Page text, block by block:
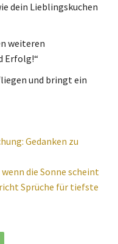
dein Lieblingskuchen
weiteren
Erfolg!“
und bringt ein
Gedanken zu
die Sonne scheint
Sprüche für tiefste